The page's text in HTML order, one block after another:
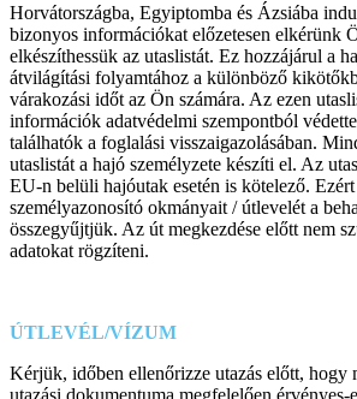
Horvátországba, Egyiptomba és Ázsiába
bizonyos információkat előzetesen elkérünk
elkészíthessük az utaslistát. Ez hozzájárul a
átvilágítási folyamtához a különböző
várakozási időt az Ön számára. Az ezen
információk adatvédelmi szempontból
találhatók a foglalási visszaigazolásában.
utaslistát a hajó személyzete készíti el. Az
EU-n belüli hajóutak esetén is kötelező.
személyazonosító okmányait / útlevelét a
összegyűjtjük. Az út megkezdése előtt nem
adatokat rögzíteni.
ÚTLEVÉL/VÍZUM
Kérjük, időben ellenőrizze utazás előtt, hogy
utazási dokumentuma megfelelően